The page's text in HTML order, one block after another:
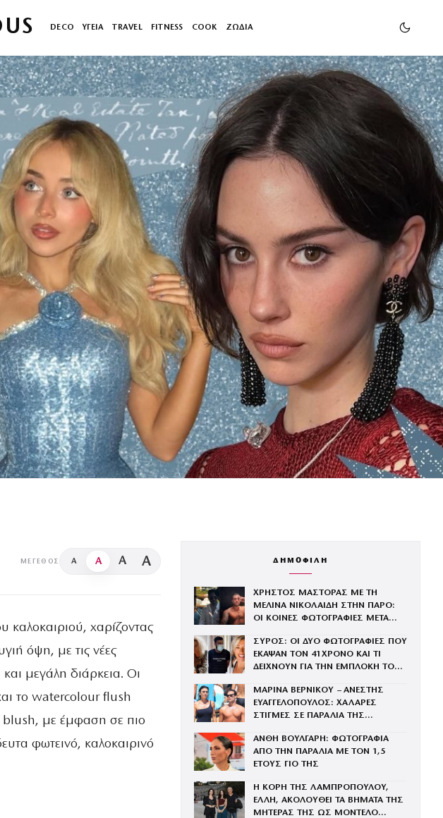
DECO ΥΓΕΙΑ TRAVEL FITNESS COOK ΖΩΔΙΑ
ΜΈΓΕΘΟΣ A A A A
καλοκαιριού, χαρίζοντας
όψη, με τις νέες
μεγάλη διάρκεια. Οι
το watercolour flush
blush, με έμφαση σε πιο
φωτεινό, καλοκαιρινό
ΔΗΜΟΦΙΛΗ
ΧΡΗΣΤΟΣ ΜΑΣΤΟΡΑΣ ΜΕ ΤΗ
ΜΕΛΙΝΑ ΝΙΚΟΛΑΙΔΗ ΣΤΗΝ ΠΑΡΟ:
ΟΙ ΚΟΙΝΕΣ ΦΩΤΟΓΡΑΦΙΕΣ ΜΕΤΑ
ΓΑΡΥΦΑΛΙΑ
ΣΥΡΟΣ: ΟΙ ΔΥΟ ΦΩΤΟΓΡΑΦΙΕΣ ΠΟΥ
ΕΚΑΨΑΝ ΤΟΝ 41ΧΡΟΝΟ ΚΑΙ ΤΙ
ΔΕΙΧΝΟΥΝ ΓΙΑ ΤΗΝ ΕΜΠΛΟΚΗ ΤΟΥ
ΜΑΡΙΝΑ ΒΕΡΝΙΚΟΥ – ΑΝΕΣΤΗΣ
ΕΥΑΓΓΕΛΟΠΟΥΛΟΣ: ΧΑΛΑΡΕΣ
ΣΤΙΓΜΕΣ ΣΕ ΠΑΡΑΛΙΑ ΤΗΣ
ΑΝΘΗ ΒΟΥΛΓΑΡΗ: ΦΩΤΟΓΡΑΦΙΑ
ΑΠΟ ΤΗΝ ΠΑΡΑΛΙΑ ΜΕ ΤΟΝ 1,5
ΕΤΟΥΣ ΓΙΟ ΤΗΣ
Η ΚΟΡΗ ΤΗΣ ΛΑΜΠΡΟΠΟΥΛΟΥ,
ΕΛΛΗ, ΑΚΟΛΟΥΘΕΙ ΤΑ ΒΗΜΑΤΑ ΤΗΣ
ΜΗΤΕΡΑΣ ΤΗΣ ΩΣ ΜΟΝΤΕΛΟ